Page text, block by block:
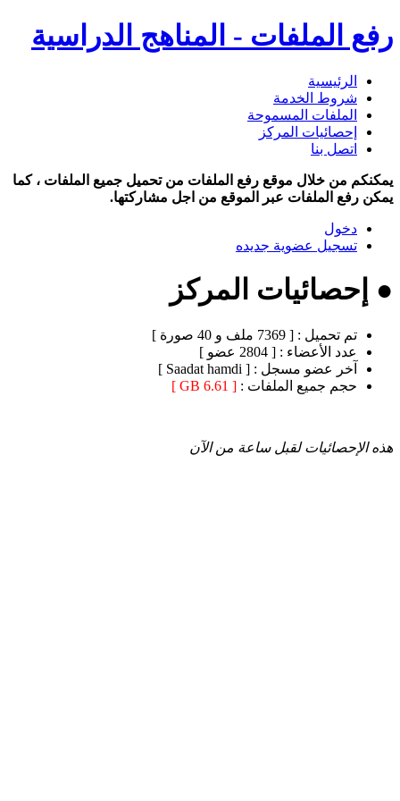
رفع الملفات - المناهج الدراسية
الرئيسية
شروط الخدمة
الملفات المسموحة
إحصائيات المركز
اتصل بنا
يمكنكم من خلال موقع رفع الملفات من تحميل جميع الملفات ، كما
يمكن رفع الملفات عبر الموقع من اجل مشاركتها.
دخول
تسجيل عضوية جديده
● إحصائيات المركز
تم تحميل : [ 7369 ملف و 40 صورة ]
عدد الأعضاء : [ 2804 عضو ]
آخر عضو مسجل : [ Saadat hamdi ]
حجم جميع الملفات : [ 6.61 GB ]
هذه الإحصائيات لقبل ساعة من الآن